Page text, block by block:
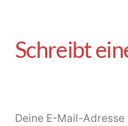
Deine E-Mail-